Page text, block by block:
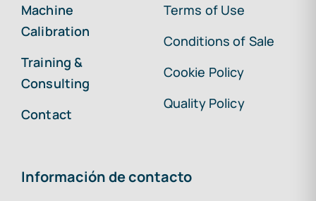
Machine
Calibration
Training &
Consulting
Contact
Terms of Use
Conditions of Sale
Cookie Policy
Quality Policy
Información de contacto